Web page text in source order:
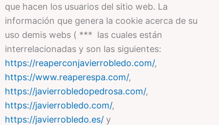
que hacen los usuarios del sitio web. La
información que genera la cookie acerca de su
uso demis webs ( *** las cuales están
interrelacionadas y son las siguientes:
https://reaperconjavierrobledo.com/,
https://www.reaperespa.com/,
https://javierrobledopedrosa.com/,
https://javierrobledo.com/,
https://javierrobledo.es/ y